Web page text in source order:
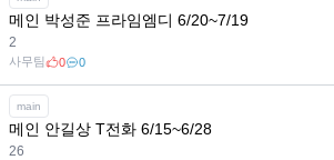
메인 박성준 프라임엠디 6/20~7/19
2
사무팀 0 0
main
메인 안길상 T전화 6/15~6/28
26